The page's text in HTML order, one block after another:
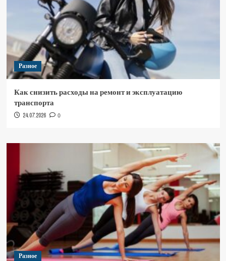
Разное
Как снизить расходы на ремонт и эксплуатацию
транспорта
24.07.2026 0
Разное